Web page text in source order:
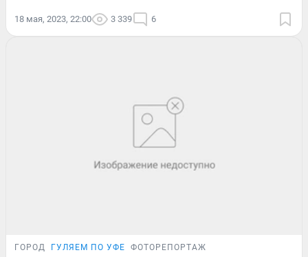
18 мая, 2023, 22:00 3 339 6
ГОРОД ГУЛЯЕМ ПО УФЕ ФОТОРЕПОРТАЖ